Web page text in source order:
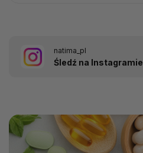
natima_pl
Śledź na Instagramie